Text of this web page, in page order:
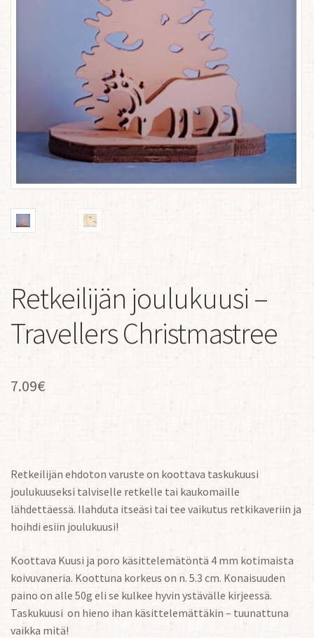
Gepetto Jälleenmyyjille
Retkeilijän joulukuusi –
Travellers Christmastree
7.09€
Retkeilijän ehdoton varuste on koottava taskukuusi
joulukuuseksi talviselle retkelle tai kaukomaille
lähdettäessä. Ilahduta itseäsi tai tee vaikutus retkikaveriin ja
hoihdi esiin joulukuusi!
Koottava Kuusi ja poro käsittelemätöntä 4 mm kotimaista
koivuvaneria. Koottuna korkeus on n. 5.3 cm. Konaisuuden
paino on alle 50g eli se kulkee hyvin ystävälle kirjeessä.
Taskukuusi on hieno ihan käsittelemättäkin – tuunattuna
vaikka mitä!